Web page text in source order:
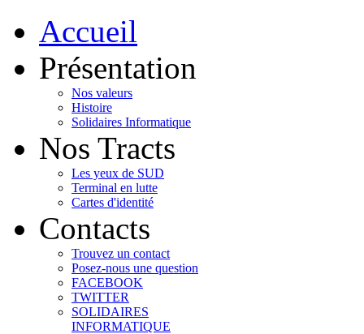
Accueil
Présentation
Nos valeurs
Histoire
Solidaires Informatique
Nos Tracts
Les yeux de SUD
Terminal en lutte
Cartes d'identité
Contacts
Trouvez un contact
Posez-nous une question
FACEBOOK
TWITTER
SOLIDAIRES
INFORMATIQUE